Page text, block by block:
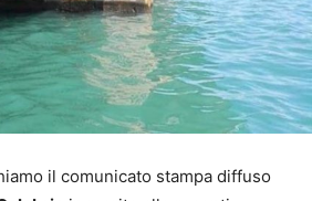
il comunicato stampa diffuso